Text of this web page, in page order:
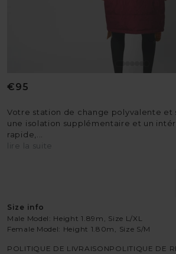
Prix
€95
Votre station de change polyvalente et
une isolation supplémentaire et un
rapide,...
lire la suite
Size info
Male Model: Height 1.89m, Size L/XL
Female Model: Height 1.80m, Size S/M
POLITIQUE DE LIVRAISONPOLITIQUE DE